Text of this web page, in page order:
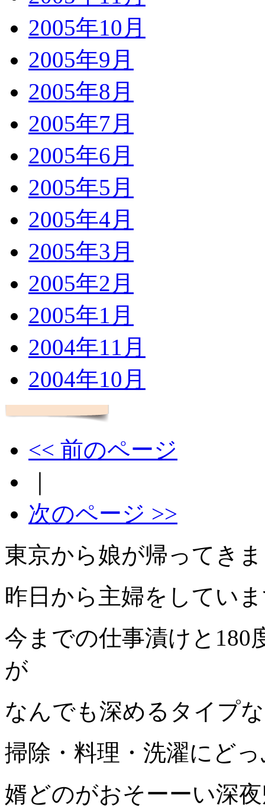
2005年10月
2005年9月
2005年8月
2005年7月
2005年6月
2005年5月
2005年4月
2005年3月
2005年2月
2005年1月
2004年11月
2004年10月
<< 前のページ
次のページ >>
東京から娘が帰ってき
昨日から主婦をしてい
今までの仕事漬けと180
が
なんでも深めるタイプ
掃除・料理・洗濯にど
婿どのがおそーーい深